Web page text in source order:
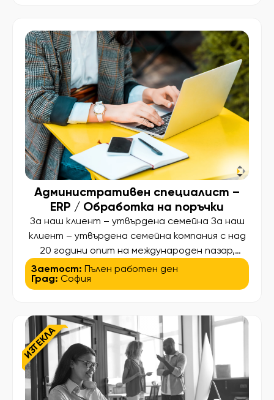
пневматика,Автоматизация или друга сходна
техническа специалност Добро владеене на
английски език – писмено и говоримо,
необходимо за работа с техническа
документация […]
Административен специалист –
ERP / Обработка на поръчки
За наш клиент – утвърдена семейна За наш
клиент – утвърдена семейна компания с над
20 години опит на международен пазар,
специализирана в R&D и производство на
изделия за индустриални и интериорни
поръчки и ERP системи (SAP или подобни).
Основни отговорности: • Въвеждане,
обработка и […]
Заетост: Пълен работен ден
Град: София
ИЗТЕКЛА